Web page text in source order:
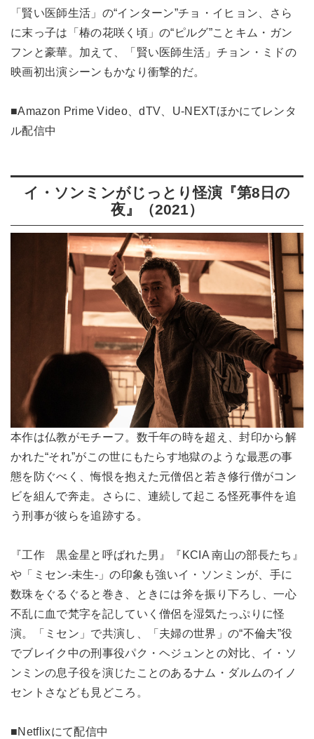
「賢い医師生活」の“インターン”チョ・イヒョン、さら
に末っ子は「椿の花咲く頃」の“ピルグ”ことキム・ガン
フンと豪華。加えて、「賢い医師生活」チョン・ミドの
映画初出演シーンもかなり衝撃的だ。
■Amazon Prime Video、dTV、U-NEXTほかにてレンタ
ル配信中
イ・ソンミンがじっとり怪演『第8日の
夜』（2021）
本作は仏教がモチーフ。数千年の時を超え、封印から解
かれた“それ”がこの世にもたらす地獄のような最悪の事
態を防ぐべく、悔恨を抱えた元僧侶と若き修行僧がコン
ビを組んで奔走。さらに、連続して起こる怪死事件を追
う刑事が彼らを追跡する。
『工作 黒金星と呼ばれた男』『KCIA 南山の部長たち』
や「ミセン-未生-」の印象も強いイ・ソンミンが、手に
数珠をぐるぐると巻き、ときには斧を振り下ろし、一心
不乱に血で梵字を記していく僧侶を湿気たっぷりに怪
演。「ミセン」で共演し、「夫婦の世界」の“不倫夫”役
でブレイク中の刑事役パク・ヘジュンとの対比、イ・ソ
ンミンの息子役を演じたことのあるナム・ダルムのイノ
セントさなども見どころ。
■Netflixにて配信中